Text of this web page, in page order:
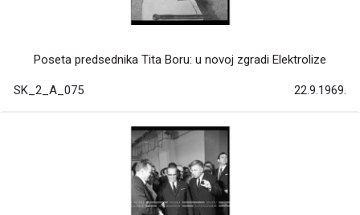
Poseta predsednika Tita Boru: u novoj zgradi Elektrolize
SK_2_A_075 22.9.1969.